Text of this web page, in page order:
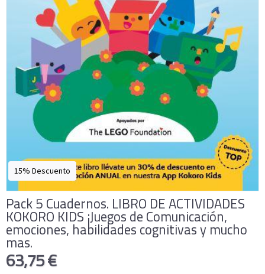
15% Descuento
Pack 5 Cuadernos. LIBRO DE ACTIVIDADES
KOKORO KIDS ¡Juegos de Comunicación,
emociones, habilidades cognitivas y mucho
mas.
63,75 €